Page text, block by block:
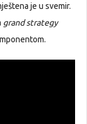
je u svemir.
grand strategy